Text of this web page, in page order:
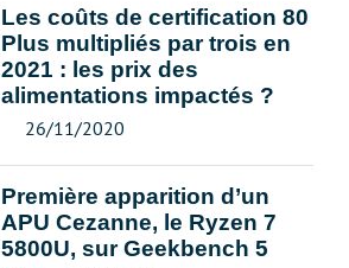
Les coûts de certification 80
Plus multipliés par trois en
2021 : les prix des
alimentations impactés ?
26/11/2020
Première apparition d’un
APU Cezanne, le Ryzen 7
5800U, sur Geekbench 5